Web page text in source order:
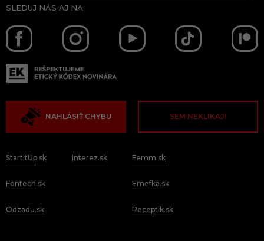
SLEDUJ NÁS AJ NA
NAHLÁSIŤ CHYBU SEM NEKLIKAJ!
StartItUp.sk
Fontech.sk
Odzadu.sk
Interez.sk Femm.sk
Emefka.sk
Receptik.sk